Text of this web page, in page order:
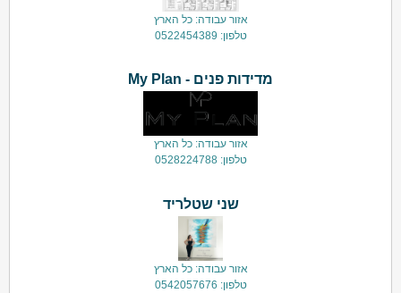
אזור עבודה: כל הארץ
טלפון: 0522454389
מדידות פנים - My Plan
אזור עבודה: כל הארץ
טלפון: 0528224788
שני שטלריד
אזור עבודה: כל הארץ
טלפון: 0542057676